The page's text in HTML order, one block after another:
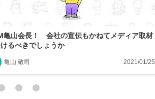
亀山会長！ 会社の宣伝もかねてメディア取材
るべきでしょうか
亀山 敬司 2021/01/25